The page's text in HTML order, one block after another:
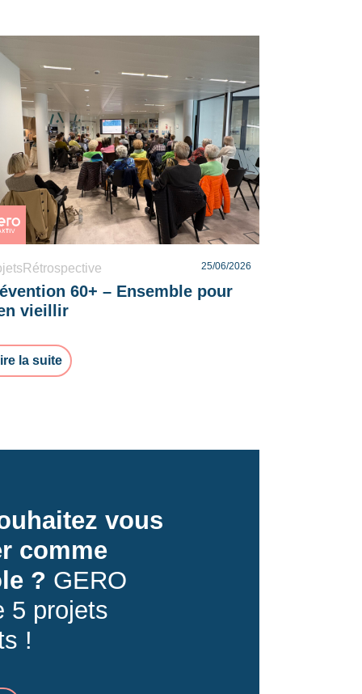
25/06/2026
60+ – Ensemble pour
vieillir
la suite
vous
comme
? GERO
5 projets
!